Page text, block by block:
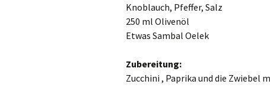
Knoblauch, Pfeffer, Salz
250 ml Olivenöl
Etwas Sambal Oelek
Zubereitung:
Zucchini , Paprika und die Zwiebel